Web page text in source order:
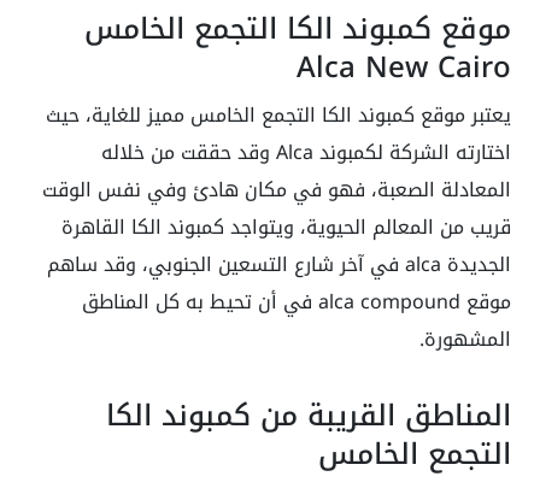
موقع كمبوند الكا التجمع الخامس
Alca New Cairo
يعتبر موقع كمبوند الكا التجمع الخامس مميز للغاية، حيث
اختارته الشركة لكمبوند Alca وقد حققت من خلاله
المعادلة الصعبة، فهو في مكان هادئ وفي نفس الوقت
قريب من المعالم الحيوية، ويتواجد كمبوند الكا القاهرة
الجديدة alca في آخر شارع التسعين الجنوبي، وقد ساهم
موقع alca compound في أن تحيط به كل المناطق
المشهورة.
المناطق القريبة من كمبوند الكا
التجمع الخامس